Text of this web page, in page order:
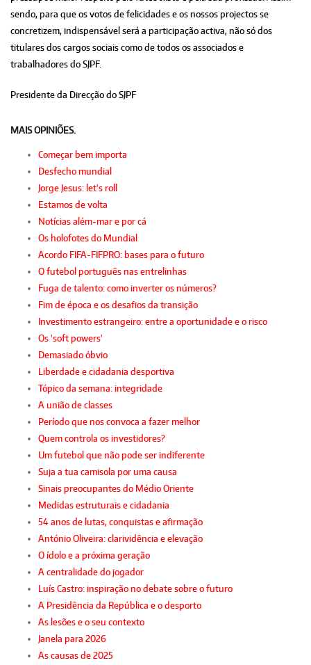
sendo, para que os votos de felicidades e os nossos projectos se
concretizem, indispensável será a participação activa, não só dos
titulares dos cargos sociais como de todos os associados e
trabalhadores do SJPF.
Presidente da Direcção do SJPF
MAIS OPINIÕES.
Começar bem importa
Desfecho mundial
Jorge Jesus: let's roll
Estamos de volta
Notícias além-mar e por cá
Os holofotes do Mundial
Acordo FIFA-FIFPRO: bases para o futuro
O futebol português nas entrelinhas
Fuga de talento: como inverter os números?
Fim de época e os desafios da transição
Investimento estrangeiro: entre a oportunidade e o risco
Os 'soft powers'
Demasiado óbvio
Liberdade e cidadania desportiva
Tópico da semana: integridade
A união de classes
Período que nos convoca a fazer melhor
Quem controla os investidores?
Um futebol que não pode ser indiferente
Suja a tua camisola por uma causa
Sinais preocupantes do Médio Oriente
Medidas estruturais e cidadania
54 anos de lutas, conquistas e afirmação
António Oliveira: clarividência e elevação
O ídolo e a próxima geração
A centralidade do jogador
Luís Castro: inspiração no debate sobre o futuro
A Presidência da República e o desporto
As lesões e o seu contexto
Janela para 2026
As causas de 2025